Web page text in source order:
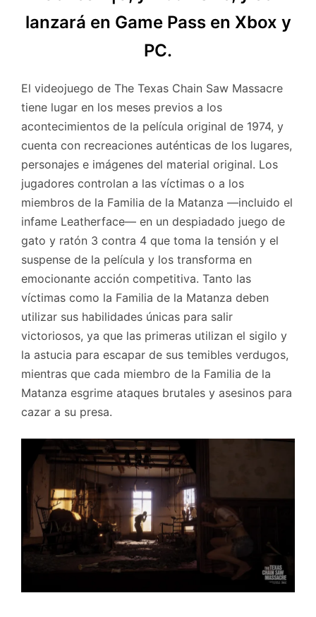
lanzará en Game Pass en Xbox y
PC.
El videojuego de The Texas Chain Saw Massacre
tiene lugar en los meses previos a los
acontecimientos de la película original de 1974, y
cuenta con recreaciones auténticas de los lugares,
personajes e imágenes del material original. Los
jugadores controlan a las víctimas o a los
miembros de la Familia de la Matanza —incluido el
infame Leatherface— en un despiadado juego de
gato y ratón 3 contra 4 que toma la tensión y el
suspense de la película y los transforma en
emocionante acción competitiva. Tanto las
víctimas como la Familia de la Matanza deben
utilizar sus habilidades únicas para salir
victoriosos, ya que las primeras utilizan el sigilo y
la astucia para escapar de sus temibles verdugos,
mientras que cada miembro de la Familia de la
Matanza esgrime ataques brutales y asesinos para
cazar a su presa.